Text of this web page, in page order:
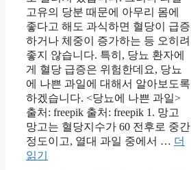
고유의 당분 때문에 아무리 몸에
좋다고 해도 과식하면 혈당이 급증
하거나 체중이 증가하는 등 오히려
좋지 않습니다. 특히, 당뇨 환자에
게 혈당 급증은 위험한데요, 당뇨
에 나쁜 과일에 대해서 알아보도록
하겠습니다. <당뇨에 나쁜 과일>
출처: freepik 출처: freepik 1. 망고
망고는 혈당지수가 60 전후로 중간
정도이고, 열대 과일 중에서 … 더
읽기